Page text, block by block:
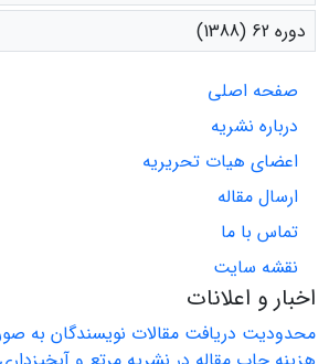
دوره 62 (1388)
صفحه اصلی
درباره نشریه
اعضای هیات تحریریه
ارسال مقاله
تماس با ما
نقشه سایت
اخبار و اعلانات
محدودیت دریافت مقالات نویسندگان به